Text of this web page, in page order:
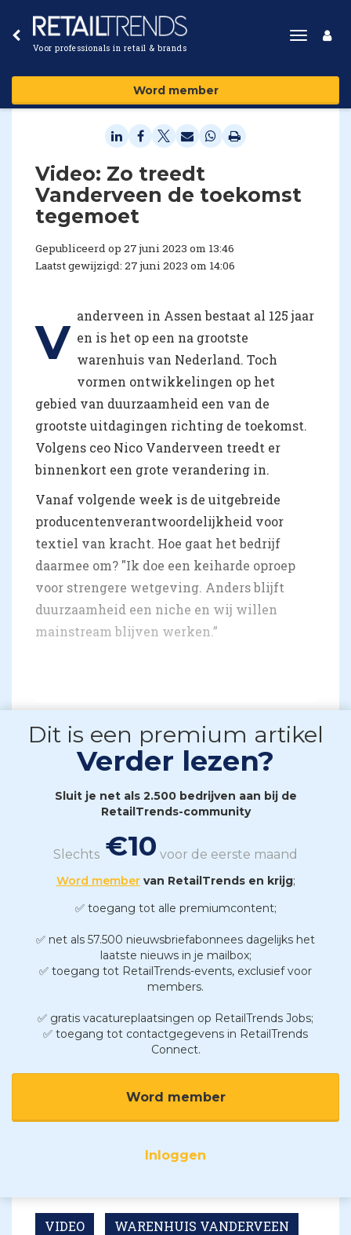
Voor professionals in retail & brands
Toggle
Word member
Video: Zo treedt
Vanderveen de toekomst
tegemoet
Gepubliceerd op 27 juni 2023 om 13:46
Laatst gewijzigd: 27 juni 2023 om 14:06
V anderveen in Assen bestaat al 125 jaar
en is het op een na grootste
warenhuis van Nederland. Toch
vormen ontwikkelingen op het
gebied van duurzaamheid een van de
grootste uitdagingen richting de toekomst.
Volgens ceo Nico Vanderveen treedt er
binnenkort een grote verandering in.
Vanaf volgende week is de uitgebreide
producentenverantwoordelijkheid voor
textiel van kracht. Hoe gaat het bedrijf
daarmee om? "Ik doe een keiharde oproep
voor strengere wetgeving. Anders blijft
duurzaamheid een niche en wij willen
mainstream blijven werken.”
Dit is een premium artikel
Verder lezen?
Sluit je net als 2.500 bedrijven aan bij de
RetailTrends-community
Slechts €10 voor de eerste maand
Word membervan RetailTrends en krijg;
✅ toegang tot alle premiumcontent;
✅ net als 57.500 nieuwsbriefabonnees dagelijks het
laatste nieuws in je mailbox;
✅ toegang tot RetailTrends-events, exclusief voor
members.
✅ gratis vacatureplaatsingen op RetailTrends Jobs;
✅ toegang tot contactgegevens in RetailTrends
Connect.
Word member
Inloggen
VIDEO WARENHUIS VANDERVEEN